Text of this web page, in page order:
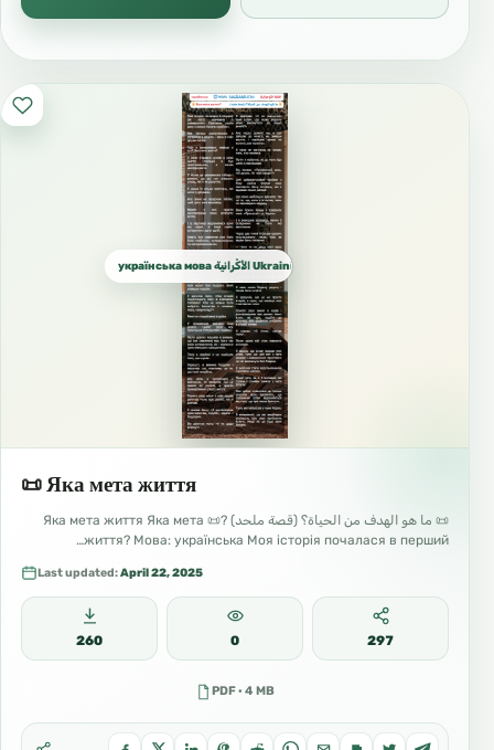
📜 Яка мета життя
📜 ما هو الهدف من الحياة؟ (قصة ملحد) ?📜 Яка мета життя Яка мета
життя? Мова: українська Моя історія почалася в перший…
Last updated:April 22, 2025
260 0 297
PDF · 4 MB